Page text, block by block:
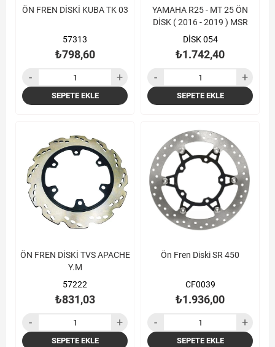
ÖN FREN DİSKİ KUBA TK 03
57313
₺798,60
SEPETE EKLE
YAMAHA R25 - MT 25 ÖN
DİSK ( 2016 - 2019 ) MSR
DİSK 054
₺1.742,40
SEPETE EKLE
ÖN FREN DİSKİ TVS APACHE
Y.M
57222
₺831,03
SEPETE EKLE
Ön Fren Diski SR 450
CF0039
₺1.936,00
SEPETE EKLE